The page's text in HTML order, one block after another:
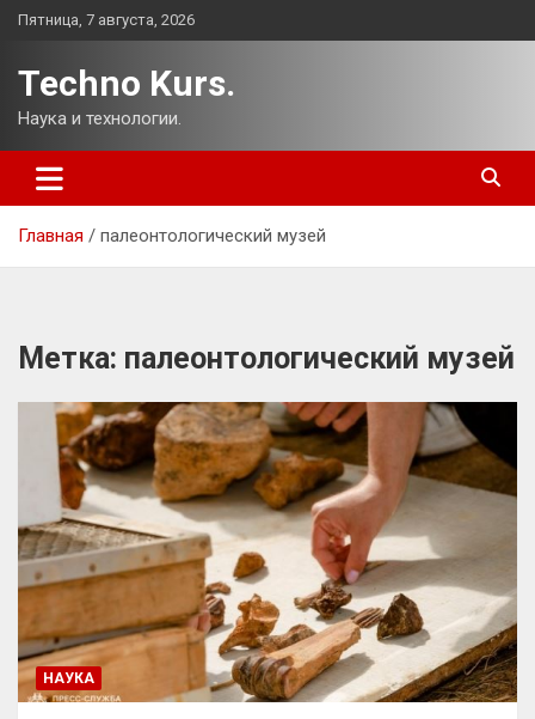
Перейти
Пятница, 7 августа, 2026
Techno Kurs.
Наука и технологии.
Главная палеонтологический музей
Метка: палеонтологический музей
НАУКА